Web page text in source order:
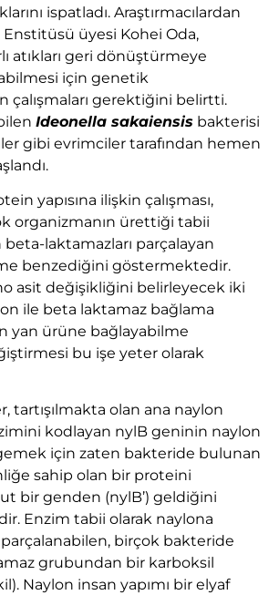
ispatladı. Araştırmacılardan
üyesi Kohei Oda,
atıkları geri dönüştürmeye
için genetik
çalışmaları gerektiğini belirtti.
Ideonella sakaiensis bakterisi
gibi evrimciler tarafından hemen
yapısına ilişkin çalışması,
organizmanın ürettiği tabii
laktamazları parçalayan
benzediğini göstermektedir.
asit değişikliğini belirleyecek iki
ile beta laktamaz bağlama
yan ürüne bağlayabilme
bu işe yeter olarak
tartışılmakta olan ana naylon
kodlayan nylB geninin naylon
için zaten bakteride bulunan
sahip olan bir proteini
bir genden (nylB’) geldiğini
Enzim tabii olarak naylona
birçok bakteride
grubundan bir karboksil
Naylon insan yapımı bir elyaf